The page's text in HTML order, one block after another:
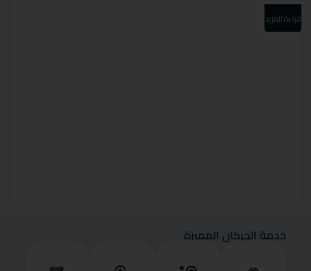
قراءة المزيد
خدمة الحركان المميزة